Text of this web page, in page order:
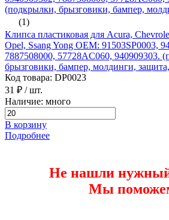
(1)
Клипса пластиковая для Acura,
Opel, Ssang Yong ОЕМ: 91503SP0003,
7887508000, 57728AC060, 940909303.
брызговики, бампер, молдинги,
Код товара: DP0023
31 ₽ / шт.
Наличие: много
В корзину
Подробнее
Не нашли нужный
Мы